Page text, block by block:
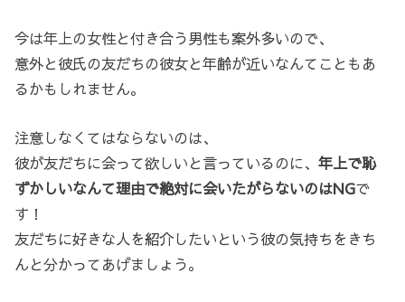
今は年上の女性と付き合う男性も案外多いので、
意外と彼氏の友だちの彼女と年齢が近いなんてこともあ
るかもしれません。
注意しなくてはならないのは、
彼が友だちに会って欲しいと言っているのに、年上で恥
ずかしいなんて理由で絶対に会いたがらないのはNGで
す！
友だちに好きな人を紹介したいという彼の気持ちをきち
んと分かってあげましょう。